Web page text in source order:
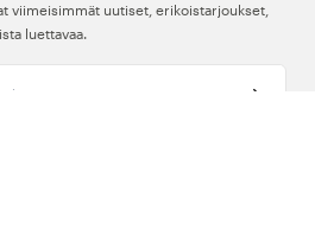
viimeisimmät uutiset, erikoistarjoukset,
luettavaa.